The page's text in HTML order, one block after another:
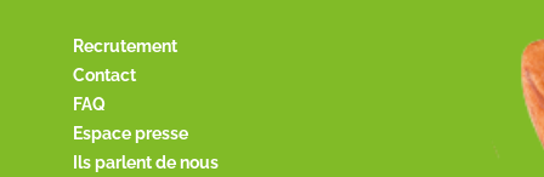
Recrutement
Contact
FAQ
Espace presse
Ils parlent de nous